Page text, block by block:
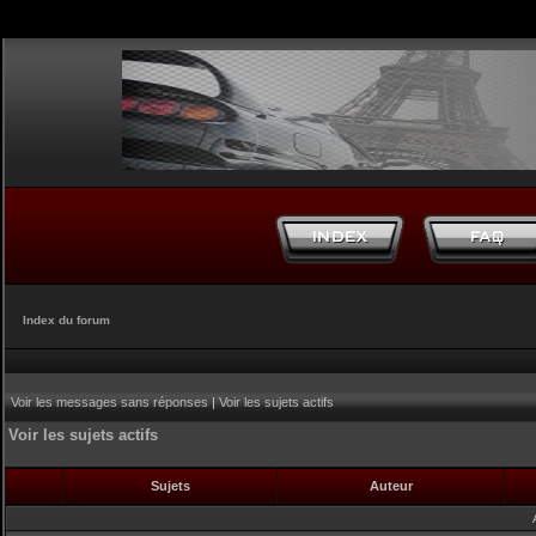
Index du forum
Voir les messages sans réponses|Voir les sujets actifs
Voir les sujets actifs
Sujets Auteur